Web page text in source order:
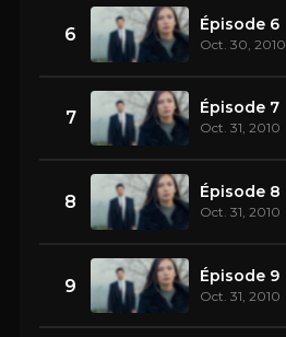
6 Épisode 6
Oct. 30, 2010
7 Épisode 7
Oct. 31, 2010
8 Épisode 8
Oct. 31, 2010
9 Épisode 9
Oct. 31, 2010